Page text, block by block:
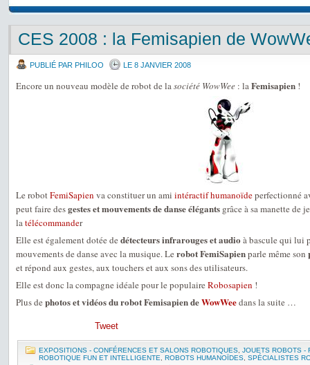
CES 2008 : la Femisapien de
PUBLIÉ PAR PHILOO LE 8 JANVIER 2008
Encore un nouveau modèle de robot de lasociété WowWee : laFemisapien !
Le robotFemiSapien va constituer un ami intéractifhumanoïdeperfectionné
peut faire desgestes et mouvements de danse élégants grâce à sa manette de
latélécommander
Elle est également dotée de détecteurs infrarouges et audio à bascule qui lui
mouvements de danse avec la musique. Le robot FemiSapienparle même son
et répond aux gestes, aux touchers et aux sons des utilisateurs.
Elle est donc la compagne idéale pour le populaire Robosapien !
Plus de photos et vidéos du robot Femisapien deWowWeedans la suite …
Tweet
EXPOSITIONS - CONFÉRENCES ET SALONS ROBOTIQUES JOUETS ROBOTS -
ROBOTIQUE FUN ET INTELLIGENTE
ROBOTS HUMANOÏDES SPÉCIALISTES